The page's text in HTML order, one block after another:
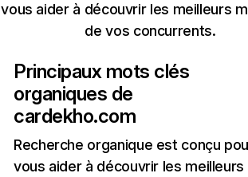
vous aider à découvrir les meilleurs
de vos concurrents.
Principaux mots clés
organiques de
cardekho.com
Recherche organique est conçu
vous aider à découvrir les